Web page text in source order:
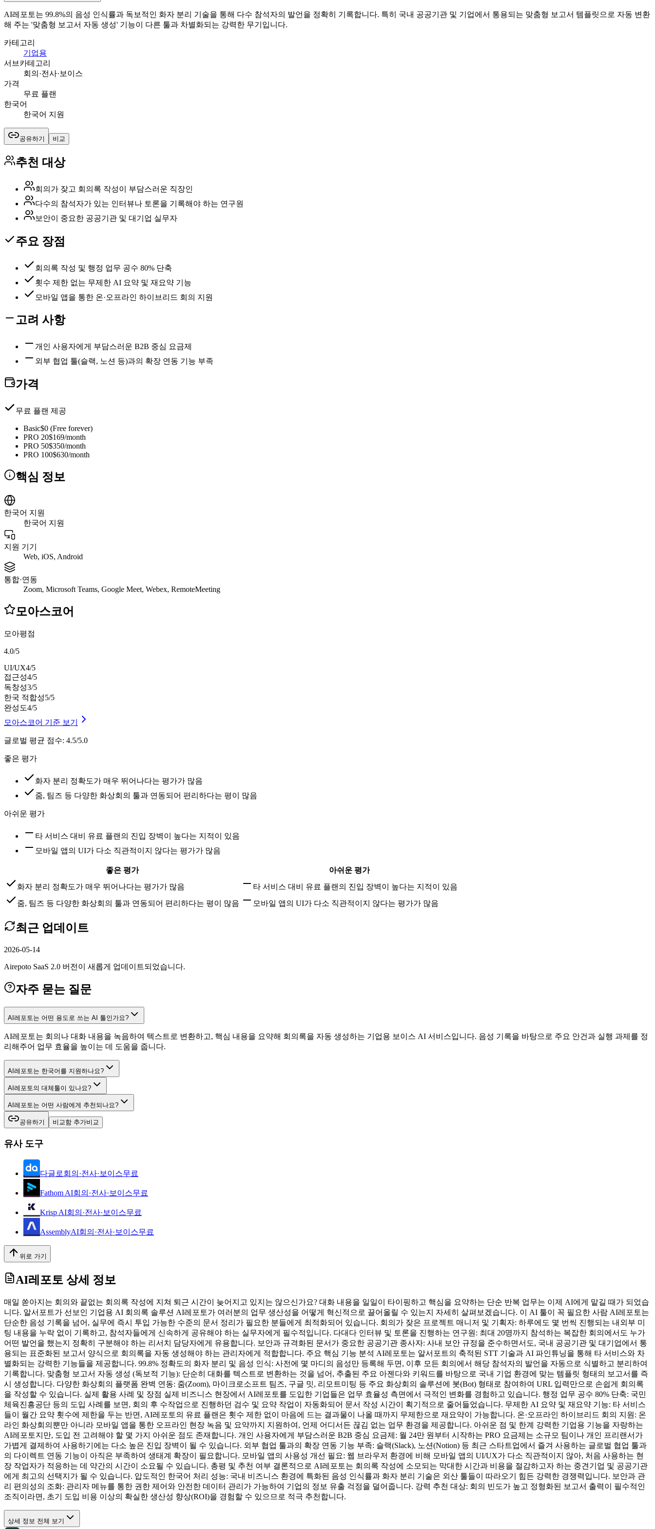
AI레포토는 99.8%의 음성 인식률과 독보적인 화자 분리 기술을 통해 다수 참석자의 발언을 정확히 기록합니다. 특히 국내 공공기관 및 기업에서 통용되는 맞춤형 보고서 템플릿으로 자동 변환
해 주는 '맞춤형 보고서 자동 생성' 기능이 다른 툴과 차별화되는 강력한 무기입니다.
카테고리
기업용
서브카테고리
회의·전사·보이스
가격
무료 플랜
한국어
한국어 지원
공유하기 비교
추천 대상
회의가 잦고 회의록 작성이 부담스러운 직장인
다수의 참석자가 있는 인터뷰나 토론을 기록해야 하는 연구원
보안이 중요한 공공기관 및 대기업 실무자
주요 장점
회의록 작성 및 행정 업무 공수 80% 단축
횟수 제한 없는 무제한 AI 요약 및 재요약 기능
모바일 앱을 통한 온·오프라인 하이브리드 회의 지원
고려 사항
개인 사용자에게 부담스러운 B2B 중심 요금제
외부 협업 툴(슬랙, 노션 등)과의 확장 연동 기능 부족
가격
무료 플랜 제공
Basic$0 (Free forever)
PRO 20$169/month
PRO 50$350/month
PRO 100$630/month
핵심 정보
한국어 지원
한국어 지원
지원 기기
Web, iOS, Android
통합·연동
Zoom, Microsoft Teams, Google Meet, Webex, RemoteMeeting
모아스코어
모아평점
4.0/5
UI/UX4/5
접근성4/5
독창성3/5
한국 적합성5/5
완성도4/5
모아스코어 기준 보기
글로벌 평균 점수: 4.5/5.0
좋은 평가
화자 분리 정확도가 매우 뛰어나다는 평가가 많음
줌, 팀즈 등 다양한 화상회의 툴과 연동되어 편리하다는 평이 많음
아쉬운 평가
타 서비스 대비 유료 플랜의 진입 장벽이 높다는 지적이 있음
모바일 앱의 UI가 다소 직관적이지 않다는 평가가 많음
좋은 평가
아쉬운 평가
화자 분리 정확도가 매우 뛰어나다는 평가가 많음
타 서비스 대비 유료 플랜의 진입 장벽이 높다는 지적이 있음
줌, 팀즈 등 다양한 화상회의 툴과 연동되어 편리하다는 평이 많음
모바일 앱의 UI가 다소 직관적이지 않다는 평가가 많음
최근 업데이트
2026-05-14
Airepoto SaaS 2.0 버전이 새롭게 업데이트되었습니다.
자주 묻는 질문
AI레포토는 어떤 용도로 쓰는 AI 툴인가요?
AI레포토는 회의나 대화 내용을 녹음하여 텍스트로 변환하고, 핵심 내용을 요약해 회의록을 자동 생성하는 기업용 보이스 AI 서비스입니다. 음성 기록을 바탕으로 주요 안건과 실행 과제를 정
리해주어 업무 효율을 높이는 데 도움을 줍니다.
AI레포토는 한국어를 지원하나요?
AI레포토의 대체툴이 있나요?
AI레포토는 어떤 사람에게 추천되나요?
공유하기 비교함 추가비교
유사 도구
다글로회의·전사·보이스무료
Fathom AI회의·전사·보이스무료
Krisp AI회의·전사·보이스무료
AssemblyAI회의·전사·보이스무료
위로 가기
AI레포토 상세 정보
매일 쏟아지는 회의와 끝없는 회의록 작성에 지쳐 퇴근 시간이 늦어지고 있지는 않으신가요? 대화 내용을 일일이 타이핑하고 핵심을 요약하는 단순 반복 업무는 이제 AI에게 맡길 때가 되었습
니다. 알서포트가 선보인 기업용 AI 회의록 솔루션 AI레포토가 여러분의 업무 생산성을 어떻게 혁신적으로 끌어올릴 수 있는지 자세히 살펴보겠습니다. 이 AI 툴이 꼭 필요한 사람 AI레포토는
단순한 음성 기록을 넘어, 실무에 즉시 투입 가능한 수준의 문서 정리가 필요한 분들에게 최적화되어 있습니다. 회의가 잦은 프로젝트 매니저 및 기획자: 하루에도 몇 번씩 진행되는 내외부 미
팅 내용을 누락 없이 기록하고, 참석자들에게 신속하게 공유해야 하는 실무자에게 필수적입니다. 다대다 인터뷰 및 토론을 진행하는 연구원: 최대 20명까지 참석하는 복잡한 회의에서도 누가
어떤 발언을 했는지 정확히 구분해야 하는 리서치 담당자에게 유용합니다. 보안과 규격화된 문서가 중요한 공공기관 종사자: 사내 보안 규정을 준수하면서도, 국내 공공기관 및 대기업에서 통
용되는 표준화된 보고서 양식으로 회의록을 자동 생성해야 하는 관리자에게 적합합니다. 주요 핵심 기능 분석 AI레포토는 알서포트의 축적된 STT 기술과 AI 파인튜닝을 통해 타 서비스와 차
별화되는 강력한 기능들을 제공합니다. 99.8% 정확도의 화자 분리 및 음성 인식: 사전에 몇 마디의 음성만 등록해 두면, 이후 모든 회의에서 해당 참석자의 발언을 자동으로 식별하고 분리하여
기록합니다. 맞춤형 보고서 자동 생성 (독보적 기능): 단순히 대화를 텍스트로 변환하는 것을 넘어, 추출된 주요 아젠다와 키워드를 바탕으로 국내 기업 환경에 맞는 템플릿 형태의 보고서를 즉
시 생성합니다. 다양한 화상회의 플랫폼 완벽 연동: 줌(Zoom), 마이크로소프트 팀즈, 구글 밋, 리모트미팅 등 주요 화상회의 솔루션에 봇(Bot) 형태로 참여하여 URL 입력만으로 손쉽게 회의록
을 작성할 수 있습니다. 실제 활용 사례 및 장점 실제 비즈니스 현장에서 AI레포토를 도입한 기업들은 업무 효율성 측면에서 극적인 변화를 경험하고 있습니다. 행정 업무 공수 80% 단축: 국민
체육진흥공단 등의 도입 사례를 보면, 회의 후 수작업으로 진행하던 검수 및 요약 작업이 자동화되어 문서 작성 시간이 획기적으로 줄어들었습니다. 무제한 AI 요약 및 재요약 기능: 타 서비스
들이 월간 요약 횟수에 제한을 두는 반면, AI레포토의 유료 플랜은 횟수 제한 없이 마음에 드는 결과물이 나올 때까지 무제한으로 재요약이 가능합니다. 온·오프라인 하이브리드 회의 지원: 온
라인 화상회의뿐만 아니라 모바일 앱을 통한 오프라인 현장 녹음 및 요약까지 지원하여, 언제 어디서든 끊김 없는 업무 환경을 제공합니다. 아쉬운 점 및 한계 강력한 기업용 기능을 자랑하는
AI레포토지만, 도입 전 고려해야 할 몇 가지 아쉬운 점도 존재합니다. 개인 사용자에게 부담스러운 B2B 중심 요금제: 월 24만 원부터 시작하는 PRO 요금제는 소규모 팀이나 개인 프리랜서가
가볍게 결제하여 사용하기에는 다소 높은 진입 장벽이 될 수 있습니다. 외부 협업 툴과의 확장 연동 기능 부족: 슬랙(Slack), 노션(Notion) 등 최근 스타트업에서 즐겨 사용하는 글로벌 협업 툴과
의 다이렉트 연동 기능이 아직은 부족하여 생태계 확장이 필요합니다. 모바일 앱의 사용성 개선 필요: 웹 브라우저 환경에 비해 모바일 앱의 UI/UX가 다소 직관적이지 않아, 처음 사용하는 현
장 작업자가 적응하는 데 약간의 시간이 소요될 수 있습니다. 총평 및 추천 여부 결론적으로 AI레포토는 회의록 작성에 소모되는 막대한 시간과 비용을 절감하고자 하는 중견기업 및 공공기관
에게 최고의 선택지가 될 수 있습니다. 압도적인 한국어 처리 성능: 국내 비즈니스 환경에 특화된 음성 인식률과 화자 분리 기술은 외산 툴들이 따라오기 힘든 강력한 경쟁력입니다. 보안과 관
리 편의성의 조화: 관리자 메뉴를 통한 권한 제어와 안전한 데이터 관리가 가능하여 기업의 정보 유출 걱정을 덜어줍니다. 강력 추천 대상: 회의 빈도가 높고 정형화된 보고서 출력이 필수적인
조직이라면, 초기 도입 비용 이상의 확실한 생산성 향상(ROI)을 경험할 수 있으므로 적극 추천합니다.
상세 정보 전체 보기